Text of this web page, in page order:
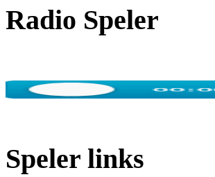
Radio Speler
Speler links